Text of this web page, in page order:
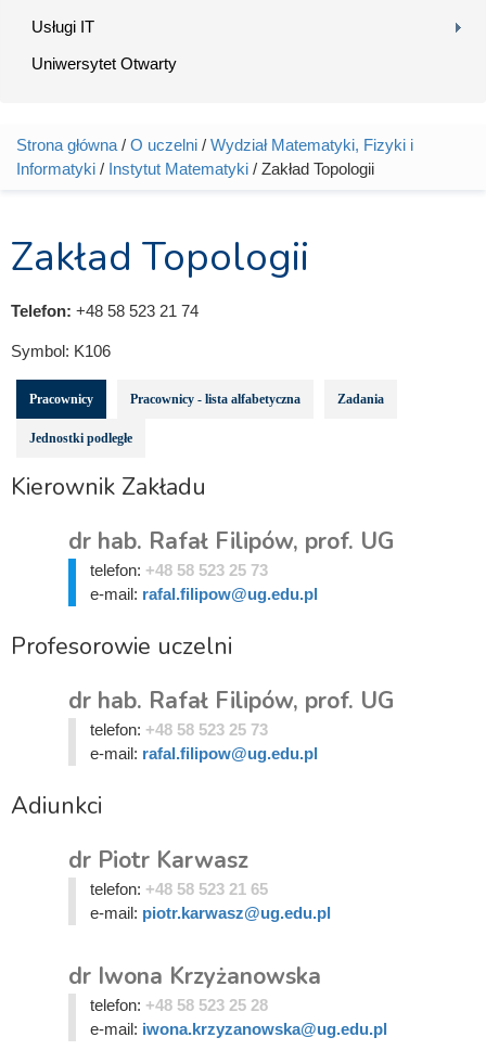
Usługi IT
Uniwersytet Otwarty
Jesteś tutaj
Strona główna / O uczelni / Wydział Matematyki, Fizyki i
Informatyki / Instytut Matematyki / Zakład Topologii
Zakład Topologii
Telefon: +48 58 523 21 74
Symbol: K106
Pracownicy Pracownicy - lista alfabetyczna Zadania
Jednostki podległe
Kierownik Zakładu
dr hab. Rafał Filipów, prof. UG
telefon: +48 58 523 25 73
e-mail: rafal.filipow@ug.edu.pl
Profesorowie uczelni
dr hab. Rafał Filipów, prof. UG
telefon: +48 58 523 25 73
e-mail: rafal.filipow@ug.edu.pl
Adiunkci
dr Piotr Karwasz
telefon: +48 58 523 21 65
e-mail: piotr.karwasz@ug.edu.pl
dr Iwona Krzyżanowska
telefon: +48 58 523 25 28
e-mail: iwona.krzyzanowska@ug.edu.pl